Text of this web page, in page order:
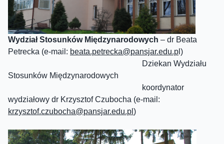
Wydział Stosunków Międzynarodowych – dr Beata
Petrecka (e-mail: beata.petrecka@pansjar.edu.p l)
Dziekan Wydziału
Stosunków Międzynarodowych
koordynator
wydziałowy dr Krzysztof Czubocha (e-mail:
krzysztof.czubocha@pansjar.edu.pl )